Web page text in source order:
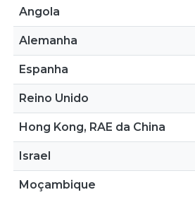
Angola
Alemanha
Espanha
Reino Unido
Hong Kong, RAE da China
Israel
Moçambique